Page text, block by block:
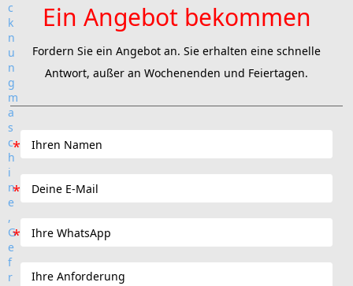
Ein Angebot bekommen
Fordern Sie ein Angebot an. Sie erhalten eine schnelle
Antwort, außer an Wochenenden und Feiertagen.